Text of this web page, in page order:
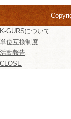
K-GURSについて
単位互換制度
活動報告
CLOSE